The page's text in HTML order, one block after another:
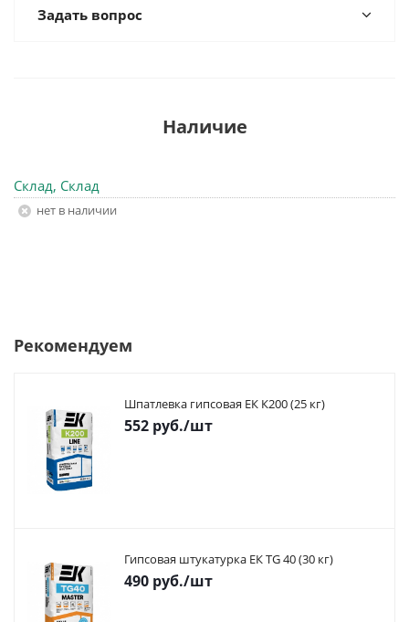
Задать вопрос
Наличие
Склад, Склад
Нет в наличии
Рекомендуем
Шпатлевка гипсовая ЕК К200 (25 кг)
552 руб./шт
Гипсовая штукатурка ЕК TG 40 (30 кг)
490 руб./шт